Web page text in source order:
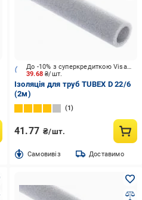
39.68₴/шт.
До -10% з суперкредиткою Visa Вигода
Ізоляція для труб TUBEX D 22/6
(2м)
1
41.77 ₴/шт.
Cамовивіз Доставимо